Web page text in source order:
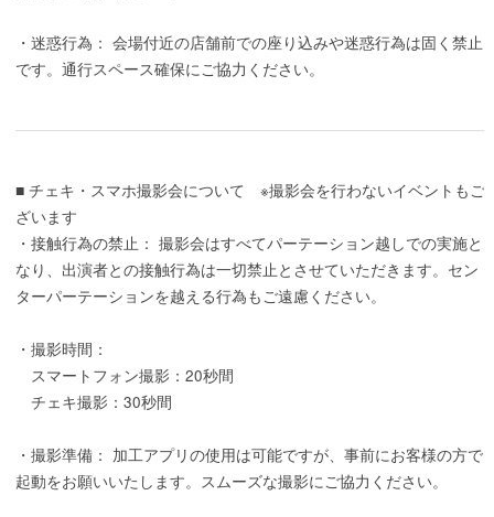
・迷惑行為： 会場付近の店舗前での座り込みや迷惑行為は固く禁止
です。通行スペース確保にご協力ください。
■ チェキ・スマホ撮影会について ※撮影会を行わないイベントもご
ざいます
・接触行為の禁止： 撮影会はすべてパーテーション越しでの実施と
なり、出演者との接触行為は一切禁止とさせていただきます。セン
ターパーテーションを越える行為もご遠慮ください。
・撮影時間：
スマートフォン撮影：20秒間
チェキ撮影：30秒間
・撮影準備： 加工アプリの使用は可能ですが、事前にお客様の方で
起動をお願いいたします。スムーズな撮影にご協力ください。